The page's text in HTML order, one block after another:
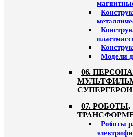
Модели
06.
СУПЕРГЕРОИ
07. РОБОТЫ,
Роботы